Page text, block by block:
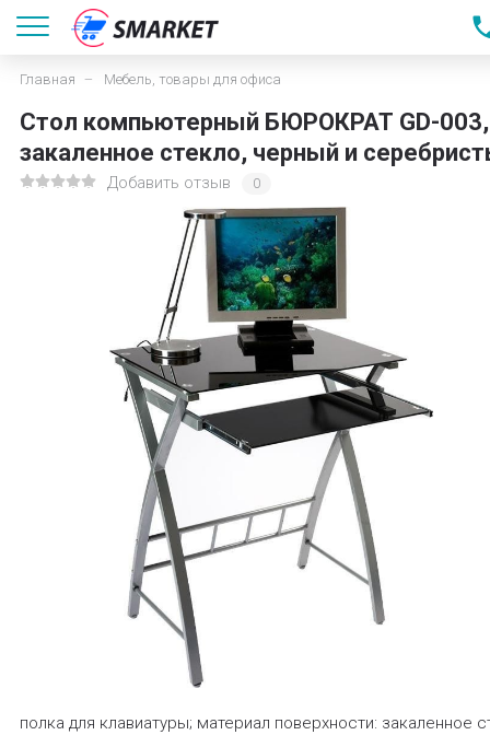
Главная Мебель, товары для офиса
Стол компьютерный БЮРОКРАТ GD-003,
закаленное стекло, черный и
Добавить отзыв 0
полка для клавиатуры; материал поверхности: закаленное